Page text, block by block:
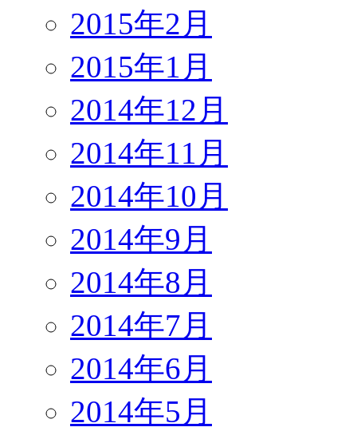
2015年2月
2015年1月
2014年12月
2014年11月
2014年10月
2014年9月
2014年8月
2014年7月
2014年6月
2014年5月